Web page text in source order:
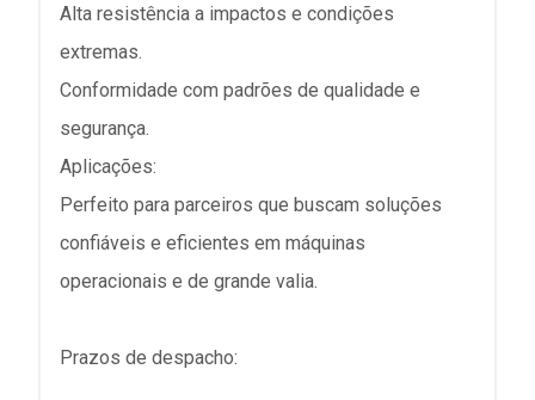
Alta resistência a impactos e condições
extremas.
Conformidade com padrões de qualidade e
segurança.
Aplicações:
Perfeito para parceiros que buscam soluções
confiáveis e eficientes em máquinas
operacionais e de grande valia.
Prazos de despacho: